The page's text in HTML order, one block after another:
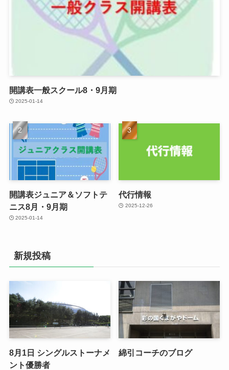
開講表一般スクール8・9月期
2025-01-14
開講表ジュニア＆ソフトテ
ニス8月・9月期
2025-01-14
代行情報
2025-12-26
新規投稿
8月1日 シングルストーナメ
ント優勝者
綿引コーチのブログ